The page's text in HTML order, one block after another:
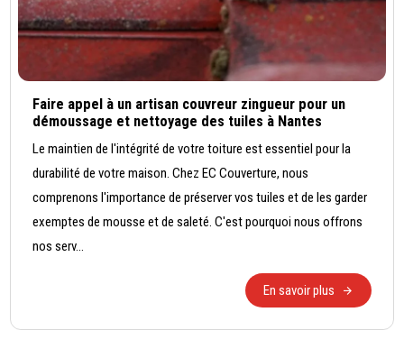
Faire appel à un artisan couvreur zingueur pour un
démoussage et nettoyage des tuiles à Nantes
Le maintien de l'intégrité de votre toiture est essentiel pour la
durabilité de votre maison. Chez EC Couverture, nous
comprenons l'importance de préserver vos tuiles et de les garder
exemptes de mousse et de saleté. C'est pourquoi nous offrons
nos serv...
En savoir plus